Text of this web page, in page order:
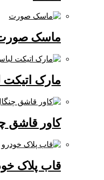
ماسک صورت
مارک اتیکت لباس
کاور قاشق چنگال
قاب پلاک خودرو